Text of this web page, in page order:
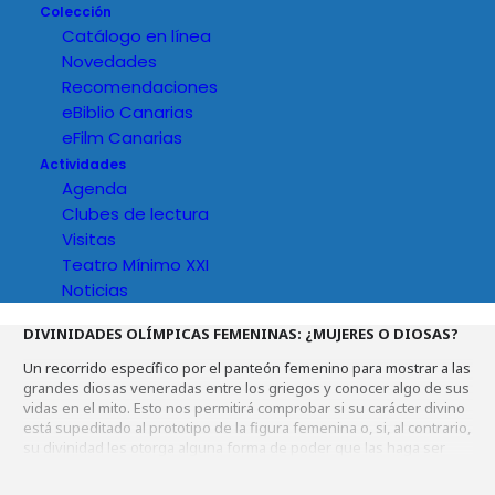
Colección
Catálogo en línea
Novedades
Recomendaciones
eBiblio Canarias
eFilm Canarias
Actividades
Agenda
Clubes de lectura
Visitas
Teatro Mínimo XXI
Noticias
Detalles del evento
DIVINIDADES OLÍMPICAS FEMENINAS: ¿MUJERES O DIOSAS?
Un recorrido específico por el panteón femenino para mostrar a las
grandes diosas veneradas entre los griegos y conocer algo de sus
vidas en el mito. Esto nos permitirá comprobar si su carácter divino
está supeditado al prototipo de la figura femenina o, si, al contrario,
su divinidad les otorga alguna forma de poder que las haga ser